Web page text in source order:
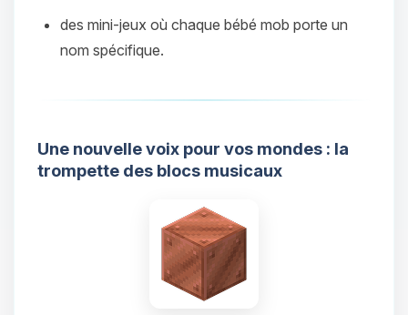
des mini-jeux où chaque bébé mob porte un
nom spécifique.
Une nouvelle voix pour vos mondes : la
trompette des blocs musicaux